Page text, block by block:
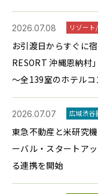
2026.07.08 リゾー
お引渡日からすぐに
RESORT 沖縄恩納村
～全139室のホテル
2026.07.07 広域渋谷
東急不動産と米研究
ーバル・スタートア
る連携を開始